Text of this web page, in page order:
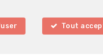
Tout